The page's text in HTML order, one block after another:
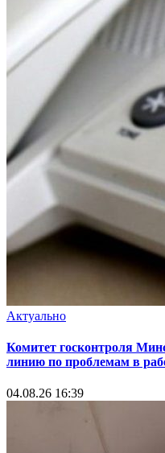
Актуально
Комитет госконтроля
линию по проблемам в
04.08.26 16:39